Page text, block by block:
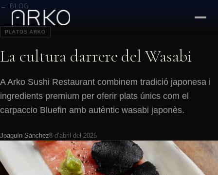
← BLOG
PLATOS ARKO
La cultura darrere del Wasabi
A Arko Sushi Restaurant combinem tradició japonesa i
ingredients premium per oferir plats únics com el
carpaccio Bluefin amb autèntic wasabi japonès.
Joaquín Sánchez8 d’abril del 2025